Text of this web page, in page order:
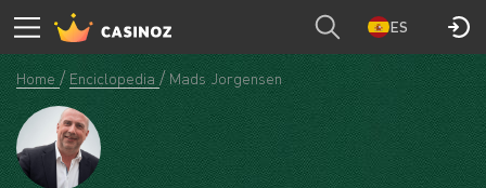
ES
Home Enciclopedia Mads Jorgensen